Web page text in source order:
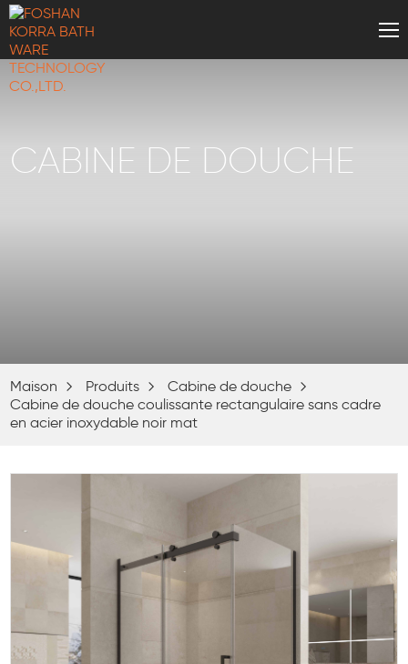
CABINE DE DOUCHE
Maison Produits
Cabine de douche
Cabine de douche coulissante rectangulaire sans cadre
en acier inoxydable noir mat